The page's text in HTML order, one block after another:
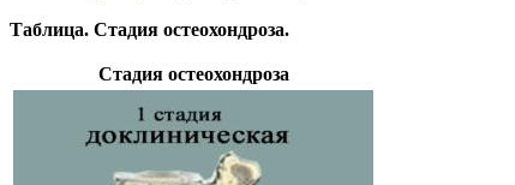
Таблица. Стадия остеохондроза.
Стадия остеохондроза